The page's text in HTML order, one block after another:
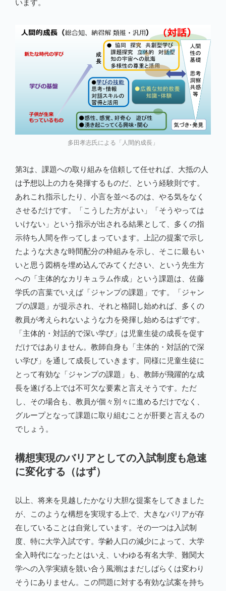
います。
多田孝志氏による「人間的成長」
第3は、課題への取り組みを信頼して任せれば、大抵の人
は予想以上の力を発揮するものだ、という経験則です。
あれこれ指示したり、小言を並べるのは、やる気をなく
させるだけです。「こうした方がよい」「そうやっては
いけない」という指示が出される結果として、多くの指
示待ち人間を作ってしまっています。上記の提案で示し
たような大きな時間配分の枠組みを示し、そこに最もい
いと思う図柄を埋め込んでみてください、という先生方
への「主体的なカリキュラム作成」という課題は、佐藤
学氏の言葉でいえば「ジャンプの課題」です。「ジャン
プの課題」が提示され、それと格闘し始めれば、多くの
教員が考えられないような力を発揮し始めるはずです。
「主体的・対話的で深い学び」は児童生徒の成長を促す
だけではありません。教師自身も「主体的・対話的で深
い学び」を通して成長していきます。同様に児童生徒に
とって有効な「ジャンプの課題」も、教師が飛躍的な成
長を遂げる上では不可欠な要素と言えそうです。ただ
し、その場合も、教員が個々別々に進めるだけでなく、
グループとなって課題に取り組むことが肝要と言えるの
でしょう。
構想実現のバリアとしての入試制度も急速
に変化する（はず）
以上、将来を見越したかなり大胆な提案をしてきました
が、このような構想を実現する上で、大きなバリアが存
在していることは自覚しています。その一つは入試制
度、特に大学入試です。学齢人口の減少によって、大学
全入時代になったとはいえ、いわゆる有名大学、難関大
学への入学実績を競い合う風潮はまだしばらくは変わり
そうにありません。この問題に対する有効な試案を持ち